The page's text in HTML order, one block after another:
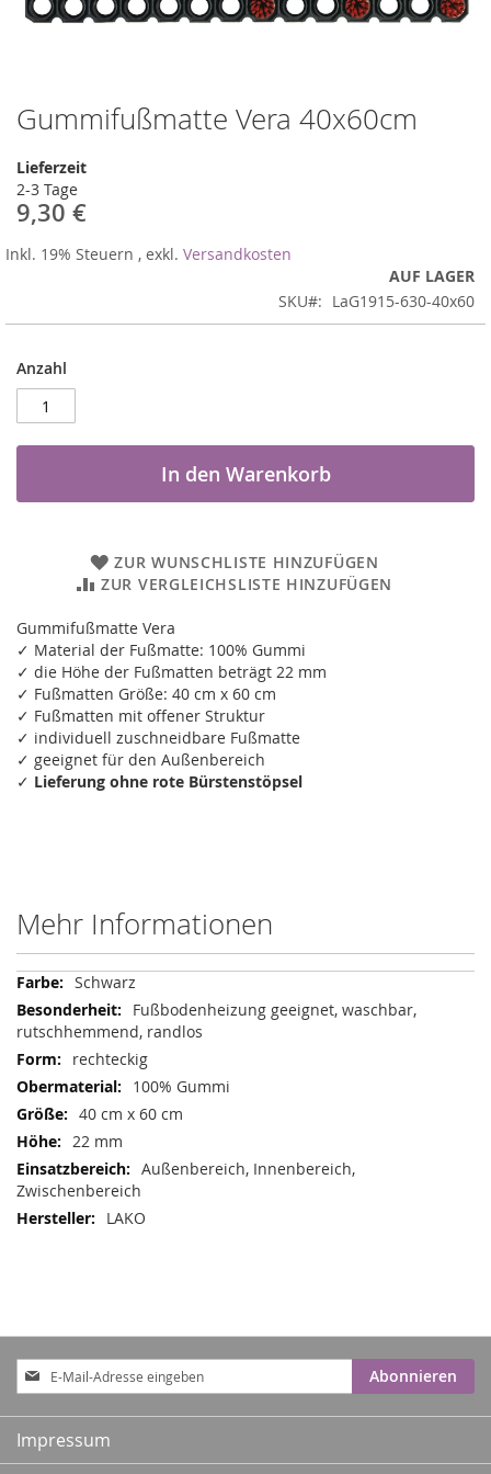
Gummifußmatte Vera 40x60cm
Lieferzeit
2-3 Tage
9,30 €
Inkl. 19% Steuern , exkl. Versandkosten
AUF LAGER
SKU
LaG1915-630-40x60
Anzahl
In den Warenkorb
ZUR WUNSCHLISTE HINZUFÜGEN
ZUR VERGLEICHSLISTE HINZUFÜGEN
Gummifußmatte Vera
✓ Material der Fußmatte: 100% Gummi
✓ die Höhe der Fußmatten beträgt 22 mm
✓ Fußmatten Größe: 40 cm x 60 cm
✓ Fußmatten mit offener Struktur
✓ individuell zuschneidbare Fußmatte
✓ geeignet für den Außenbereich
✓ Lieferung ohne rote Bürstenstöpsel
Zum
Anfang
der
Bildergalerie
springen
Mehr Informationen
Mehr
Informationen
Schwarz
Fußbodenheizung geeignet, waschbar,
rutschhemmend, randlos
rechteckig
100% Gummi
40 cm x 60 cm
22 mm
Außenbereich, Innenbereich,
Zwischenbereich
LAKO
Anmeldung
zum
Newsletter:
Abonnieren
Impressum